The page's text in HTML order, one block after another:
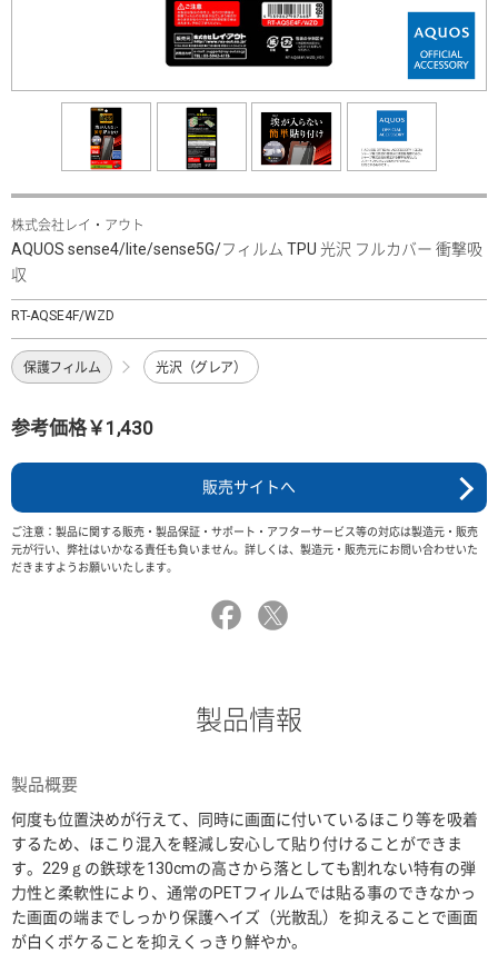
株式会社レイ・アウト
AQUOS sense4/lite/sense5G/フィルム TPU 光沢 フルカバー 衝撃吸
収
RT-AQSE4F/WZD
保護フィルム 光沢（グレア）
参考価格￥1,430
販売サイトへ
ご注意：製品に関する販売・製品保証・サポート・アフターサービス等の対応は製造元・販売
元が行い、弊社はいかなる責任も負いません。詳しくは、製造元・販売元にお問い合わせいた
だきますようお願いいたします。
製品情報
製品概要
何度も位置決めが行えて、同時に画面に付いているほこり等を吸着
するため、ほこり混入を軽減し安心して貼り付けることができま
す。229ｇの鉄球を130cmの高さから落としても割れない特有の弾
力性と柔軟性により、通常のPETフィルムでは貼る事のできなかっ
た画面の端までしっかり保護ヘイズ（光散乱）を抑えることで画面
が白くボケることを抑えくっきり鮮やか。